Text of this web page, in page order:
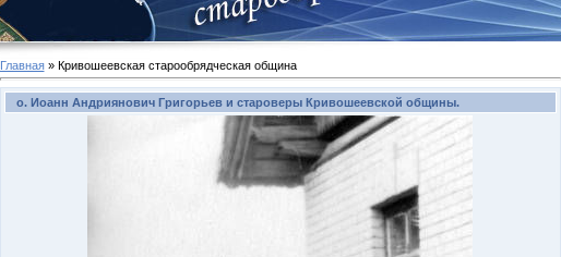
Главная» Кривошеевская старообрядческая община
о. Иоанн Андриянович Григорьев и староверы Кривошеевской общины.